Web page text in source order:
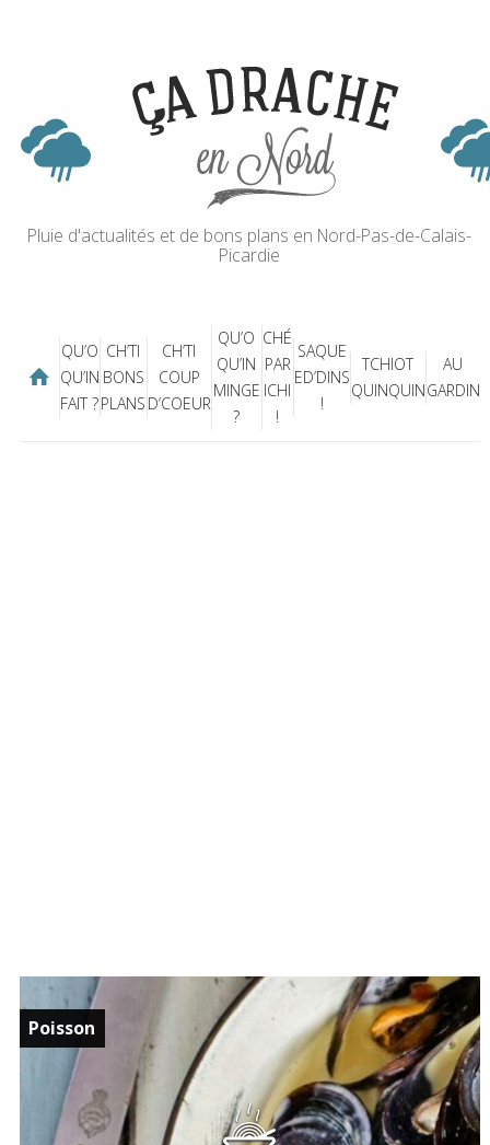
Pluie d'actualités et de bons plans en Nord-Pas-de-Calais-
Picardie
QU’O
QU’IN
FAIT ?
CH’TI
BONS
PLANS
CH’TI
COUP
D’COEUR
QU’O
QU’IN
MINGE
?
CHÉ
PAR
ICHI
!
SAQUE
ED’DINS
!
TCHIOT
QUINQUIN
AU
GARDIN
Poisson